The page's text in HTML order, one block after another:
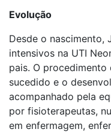
Evolução
Desde o nascimento,
intensivos na UTI
pais. O
sucedido e o
acompanhado pela
por fisioterapeutas,
em enfermagem,